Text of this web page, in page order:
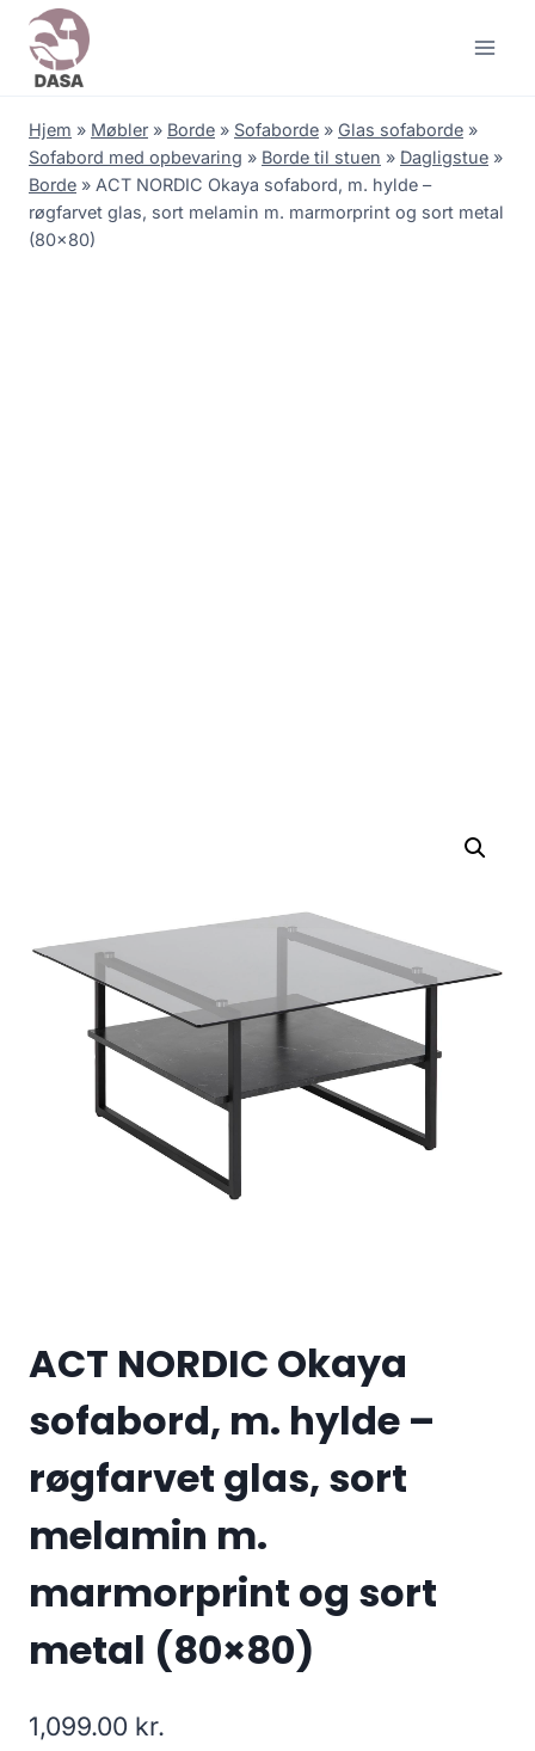
Skip
content
Hjem » Møbler » Borde » Sofaborde » Glas sofaborde »
Sofabord med opbevaring » Borde til stuen » Dagligstue »
Borde » ACT NORDIC Okaya sofabord, m. hylde –
røgfarvet glas, sort melamin m. marmorprint og sort metal
(80×80)
ACT NORDIC Okaya
sofabord, m. hylde –
røgfarvet glas, sort
melamin m.
marmorprint og sort
metal (80×80)
1,099.00 kr.